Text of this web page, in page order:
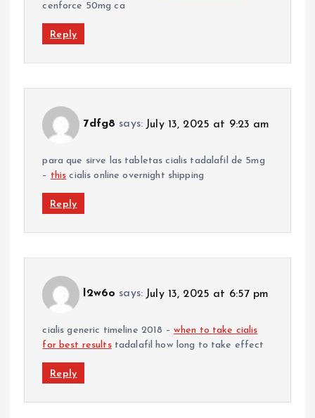
cenforce 50mg ca
Reply
7dfg8 says: July 13, 2025 at 9:23 am
para que sirve las tabletas cialis tadalafil de 5mg
– this cialis online overnight shipping
Reply
l2w6o says: July 13, 2025 at 6:57 pm
cialis generic timeline 2018 – when to take cialis
for best resultstadalafil how long to take effect
Reply